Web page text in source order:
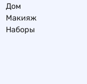
Дом
Макияж
Наборы